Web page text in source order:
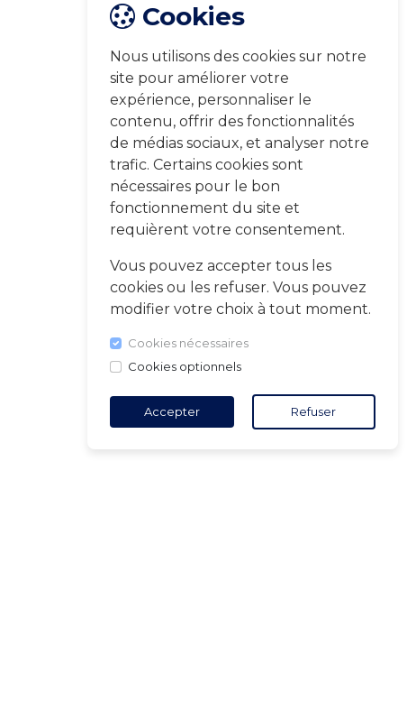
Cookies
Nous utilisons des cookies sur notre
site pour améliorer votre
expérience, personnaliser le
contenu, offrir des fonctionnalités
de médias sociaux, et analyser notre
trafic. Certains cookies sont
nécessaires pour le bon
fonctionnement du site et
requièrent votre consentement.
Vous pouvez accepter tous les
cookies ou les refuser. Vous pouvez
modifier votre choix à tout moment.
Cookies nécessaires
Cookies optionnels
Accepter Refuser